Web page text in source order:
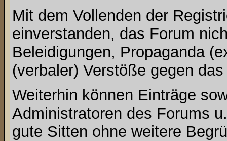
Mit dem Vollenden der
einverstanden, das Forum
Beleidigungen, Propaganda
(verbaler) Verstöße gegen
Weiterhin können Einträge
Administratoren des Forums
gute Sitten ohne weitere